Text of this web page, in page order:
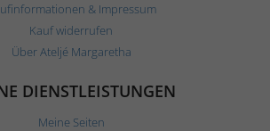
& Impressum
Kauf widerrufen
Über Ateljé Margaretha
DIENSTLEISTUNGEN
Meine Seiten